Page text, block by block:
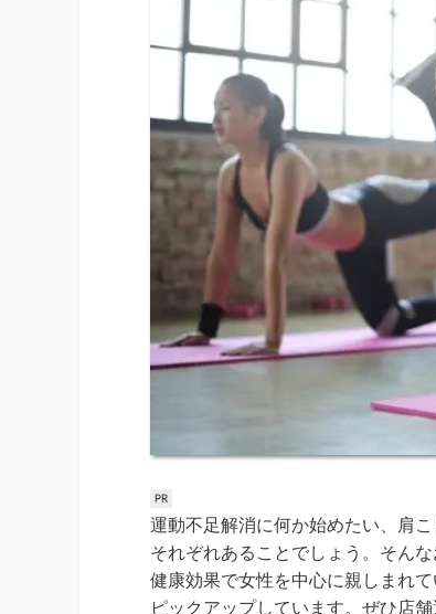
運動不足解消に何か始めたい、肩
それぞれあることでしょう。そん
健康効果で女性を中心に親しまれ
ピックアップしています。ぜひ店